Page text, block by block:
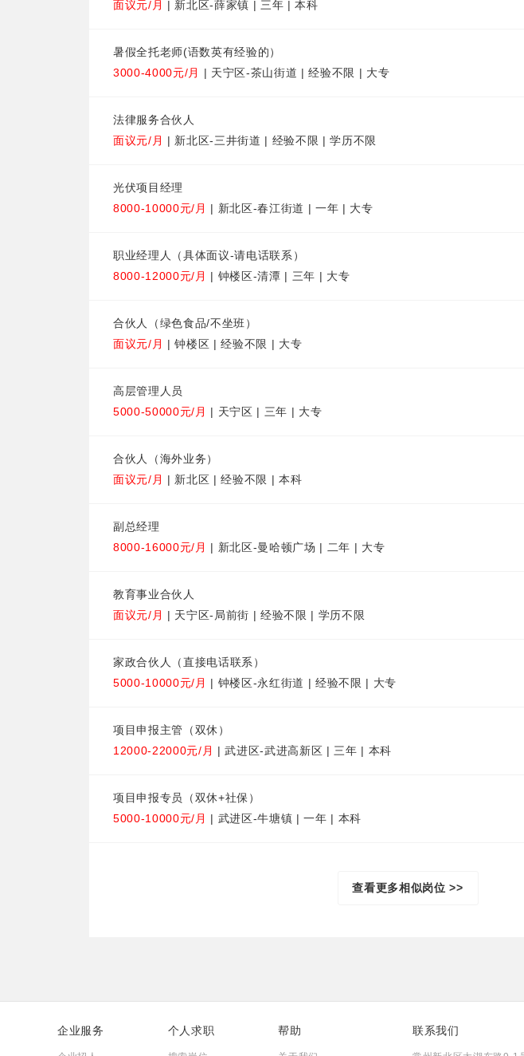
面议元/月 | 新北区-薛家镇 | 三年 | 本科
暑假全托老师(语数英有经验的）
3000-4000元/月 | 天宁区-茶山街道 | 经验不限 | 大专
法律服务合伙人
面议元/月 | 新北区-三井街道 | 经验不限 | 学历不限
光伏项目经理
8000-10000元/月 | 新北区-春江街道 | 一年 | 大专
职业经理人（具体面议-请电话联系）
8000-12000元/月 | 钟楼区-清潭 | 三年 | 大专
合伙人（绿色食品/不坐班）
面议元/月 | 钟楼区 | 经验不限 | 大专
高层管理人员
5000-50000元/月 | 天宁区 | 三年 | 大专
合伙人（海外业务）
面议元/月 | 新北区 | 经验不限 | 本科
副总经理
8000-16000元/月 | 新北区-曼哈顿广场 | 二年 | 大专
教育事业合伙人
面议元/月 | 天宁区-局前街 | 经验不限 | 学历不限
家政合伙人（直接电话联系）
5000-10000元/月 | 钟楼区-永红街道 | 经验不限 | 大专
项目申报主管（双休）
12000-22000元/月 | 武进区-武进高新区 | 三年 | 本科
项目申报专员（双休+社保）
5000-10000元/月 | 武进区-牛塘镇 | 一年 | 本科
查看更多相似岗位 >>
企业服务 个人求职 帮助 联系我们